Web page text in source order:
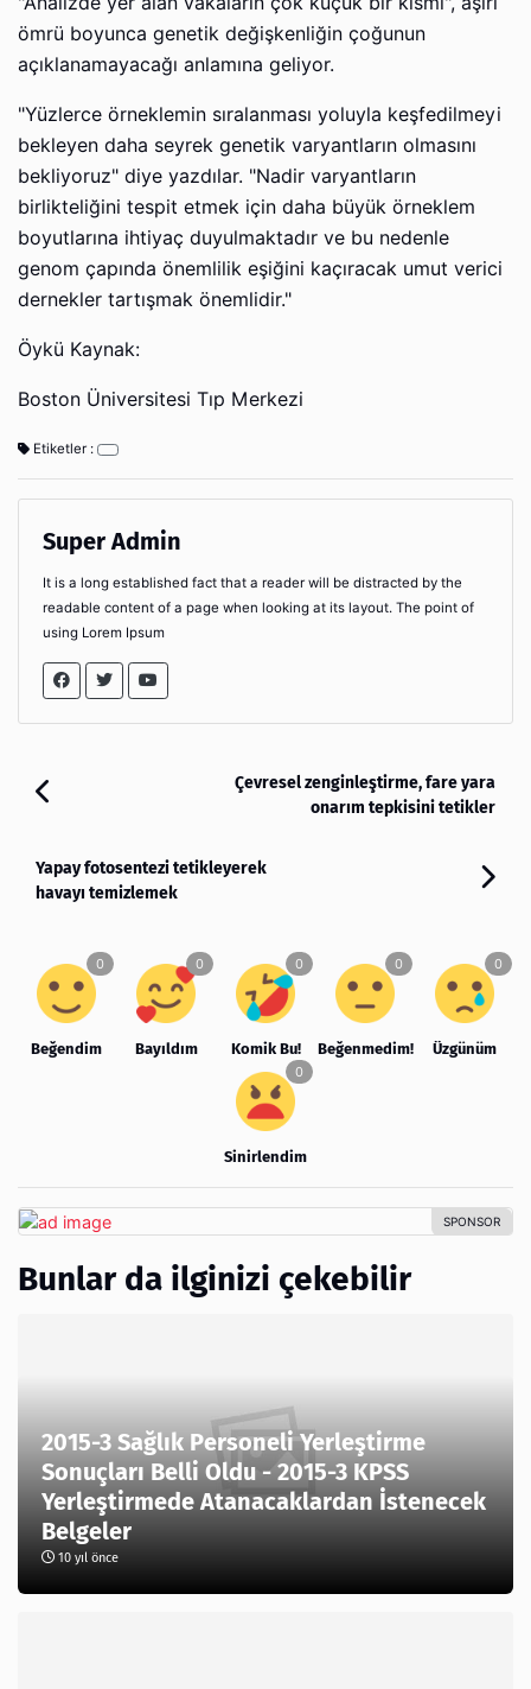
ömrü boyunca genetik değişkenliğin çoğunun
açıklanamayacağı anlamına geliyor.
"Yüzlerce örneklemin sıralanması yoluyla keşfedilmeyi
bekleyen daha seyrek genetik varyantların olmasını
bekliyoruz" diye yazdılar. "Nadir varyantların
birlikteliğini tespit etmek için daha büyük örneklem
boyutlarına ihtiyaç duyulmaktadır ve bu nedenle
genom çapında önemlilik eşiğini kaçıracak umut verici
dernekler tartışmak önemlidir."
Öykü Kaynak:
Boston Üniversitesi Tıp Merkezi
Etiketler :
Super Admin
It is a long established fact that a reader will be distracted by the
readable content of a page when looking at its layout. The point of
using Lorem Ipsum
Çevresel zenginleştirme, fare yara
onarım tepkisini tetikler
Yapay fotosentezi tetikleyerek
havayı temizlemek
Beğendim Bayıldım Komik Bu! Beğenmedim! Üzgünüm
Sinirlendim
Bunlar da ilginizi çekebilir
2015-3 Sağlık Personeli Yerleştirme
Sonuçları Belli Oldu - 2015-3 KPSS
Yerleştirmede Atanacaklardan İstenecek
Belgeler
10 yıl önce